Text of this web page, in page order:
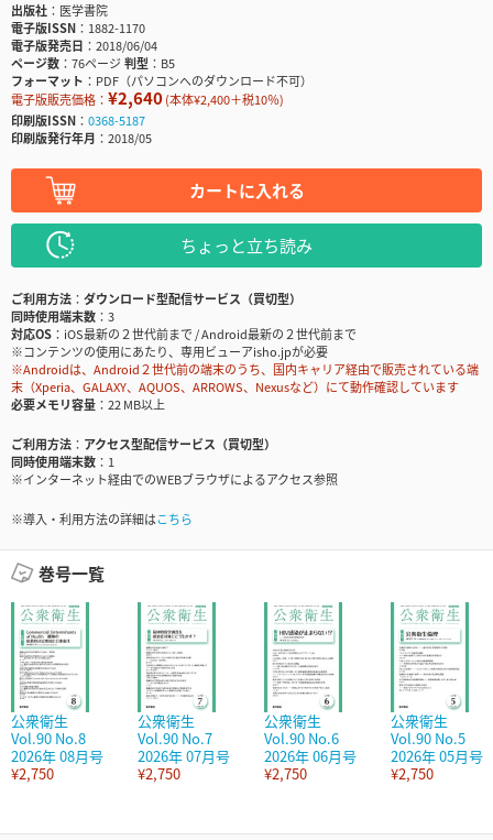
出版社
医学書院
電子版ISSN
1882-1170
電子版発売日
2018/06/04
ページ数
76ページ判型
B5
フォーマット
PDF（パソコンへのダウンロード不可）
電子版販売価格： ¥2,640(本体¥2,400＋税10％)
印刷版ISSN
0368-5187
印刷版発行年月
2018/05
カートに入れる
ちょっと立ち読み
ご利用方法
ダウンロード型配信サービス（買切型）
同時使用端末数
3
対応OS
iOS最新の２世代前まで / Android最新の２世代前まで
※コンテンツの使用にあたり、専用ビューアisho.jpが必要
※Androidは、Android２世代前の端末のうち、国内キャリア経由で販売されている端
末（Xperia、GALAXY、AQUOS、ARROWS、Nexusなど）にて動作確認しています
必要メモリ容量
22 MB以上
ご利用方法
アクセス型配信サービス（買切型）
同時使用端末数
1
※インターネット経由でのWEBブラウザによるアクセス参照
※導入・利用方法の詳細はこちら
巻号一覧
公衆衛生
Vol.90 No.8
2026年 08月号
¥2,750
公衆衛生
Vol.90 No.7
2026年 07月号
¥2,750
公衆衛生
Vol.90 No.6
2026年 06月号
¥2,750
公衆衛生
Vol.90 No.5
2026年 05月号
¥2,750